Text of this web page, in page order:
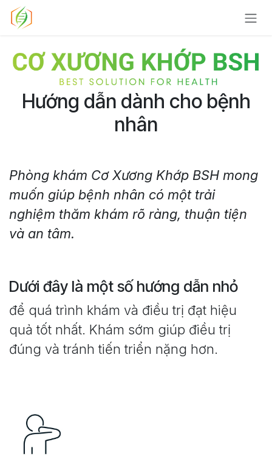
Bỏ qua để đến Nội dung
Hướng dẫn dành cho bệnh
nhân
Phòng khám Cơ Xương Khớp BSH mong
muốn giúp bệnh nhân có một trải
nghiệm thăm khám rõ ràng, thuận tiện
và an tâm.
Dưới đây là một số hướng dẫn nhỏ
để quá trình khám và điều trị đạt hiệu
quả tốt nhất. Khám sớm giúp điều trị
đúng và tránh tiến triển nặng hơn.